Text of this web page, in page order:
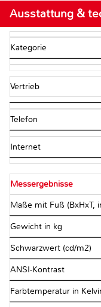
Ausstattung &
Kategorie
Vertrieb
Telefon
Internet
Messergebnisse
Maße mit Fuß (BxHxT,
Gewicht in kg
Schwarzwert (cd/m2)
ANSI-Kontrast
Farbtemperatur in